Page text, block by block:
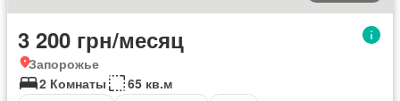
3 200 грн/месяц
Запорожье
2 Комнаты
65 кв.м